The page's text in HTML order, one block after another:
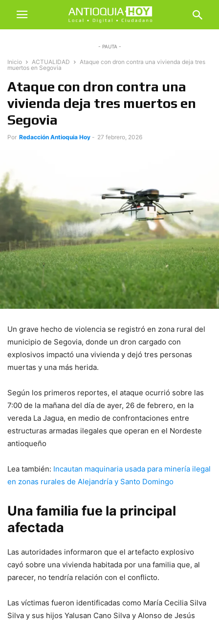
- PAUTA -
Inicio ACTUALIDAD
Ataque con dron contra una vivienda deja tres
muertos en Segovia
Ataque con dron contra una
vivienda deja tres muertos en
Segovia
Por Redacción Antioquia Hoy - 27 febrero, 2026
Un grave hecho de violencia se registró en zona rural del
municipio de Segovia, donde un dron cargado con
explosivos impactó una vivienda y dejó tres personas
muertas y una más herida.
Según los primeros reportes, el ataque ocurrió sobre las
7:00 de la mañana del día de ayer, 26 de febrero, en la
vereda La Jagua, en medio de confrontaciones entre
estructuras armadas ilegales que operan en el Nordeste
antioqueño
Lea también: Incautan maquinaria usada para minería ilegal
en zonas rurales de Alejandría y Santo Domingo
Una familia fue la principal
afectada
Las autoridades informaron que el artefacto explosivo
cayó sobre una vivienda habitada por una familia que, al
parecer, no tendría relación con el conflicto.
Las víctimas fueron identificadas como María Cecilia Silva
Silva y sus hijos Yalusan Cano Silva y Alonso de Jesús